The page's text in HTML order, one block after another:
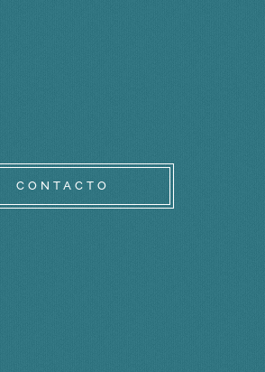
CONTACTO